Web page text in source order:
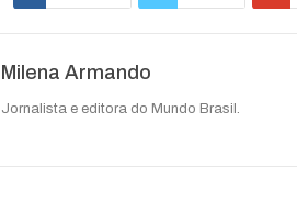
Milena Armando
Jornalista e editora do Mundo Brasil.